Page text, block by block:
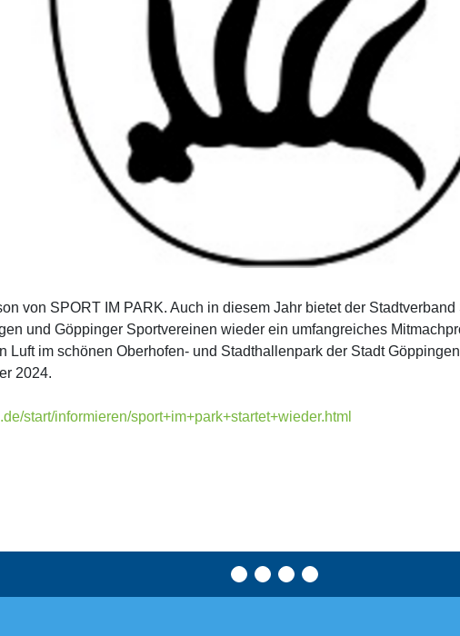
von SPORT IM PARK. Auch in diesem Jahr bietet der
und Göppinger Sportvereinen wieder ein umfangreiches
Luft im schönen Oberhofen- und Stadthallenpark der Stadt
2024.
start/informieren/sport+im+park+startet+wieder.html